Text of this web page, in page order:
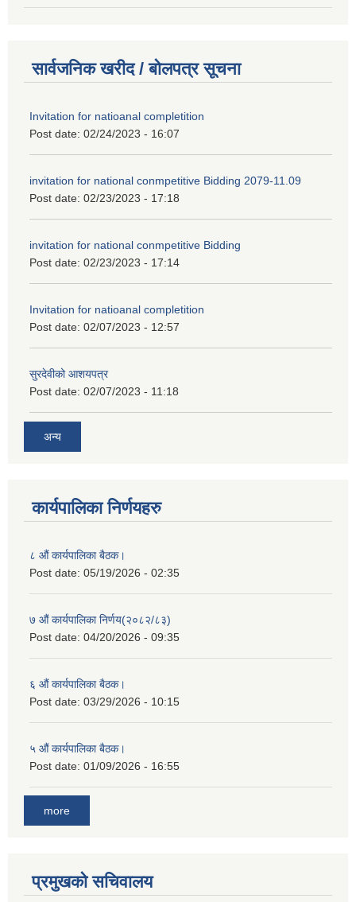
सार्वजनिक खरीद / बोलपत्र सूचना
Invitation for natioanal completition
Post date: 02/24/2023 - 16:07
invitation for national conmpetitive Bidding 2079-11.09
Post date: 02/23/2023 - 17:18
invitation for national conmpetitive Bidding
Post date: 02/23/2023 - 17:14
Invitation for natioanal completition
Post date: 02/07/2023 - 12:57
सुरदेवीको आशयपत्र
Post date: 02/07/2023 - 11:18
अन्य
कार्यपालिका निर्णयहरु
८ औं कार्यपालिका बैठक।
Post date: 05/19/2026 - 02:35
७ औं कार्यपालिका निर्णय(२०८२/८३)
Post date: 04/20/2026 - 09:35
६ औं कार्यपालिका बैठक।
Post date: 03/29/2026 - 10:15
५ औं कार्यपालिका बैठक।
Post date: 01/09/2026 - 16:55
more
प्रमुखको सचिवालय